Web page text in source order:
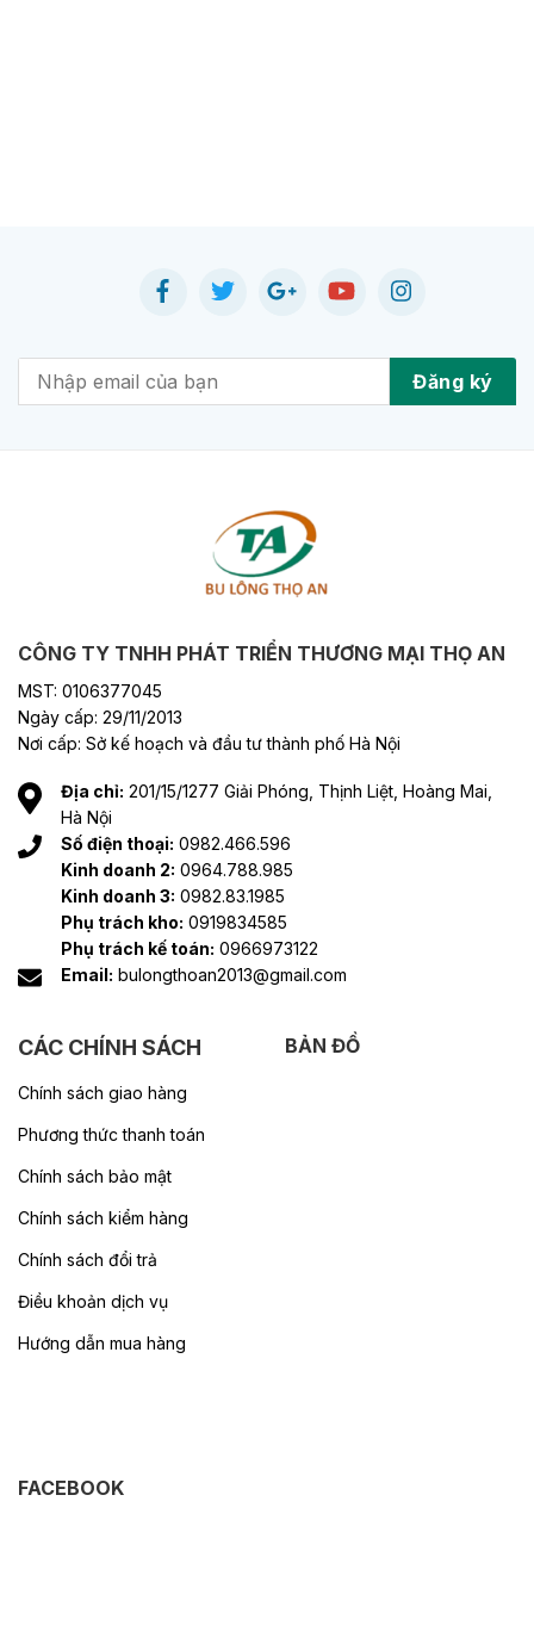
CÔNG TY TNHH PHÁT TRIỂN THƯƠNG MẠI THỌ AN
MST: 0106377045
Ngày cấp: 29/11/2013
Nơi cấp: Sở kế hoạch và đầu tư thành phố Hà Nội
Địa chỉ: 201/15/1277 Giải Phóng, Thịnh Liệt, Hoàng Mai,
Hà Nội
Số điện thoại: 0982.466.596
Kinh doanh 2: 0964.788.985
Kinh doanh 3: 0982.83.1985
Phụ trách kho: 0919834585
Phụ trách kế toán: 0966973122
Email: bulongthoan2013@gmail.com
CÁC CHÍNH SÁCH
Chính sách giao hàng
Phương thức thanh toán
Chính sách bảo mật
Chính sách kiểm hàng
Chính sách đổi trả
Điều khoản dịch vụ
Hướng dẫn mua hàng
BẢN ĐỒ
FACEBOOK